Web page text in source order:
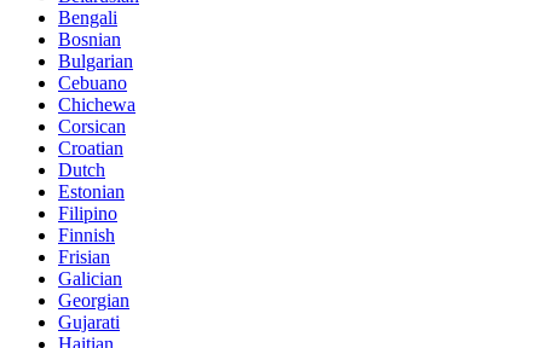
Bengali
Bosnian
Bulgarian
Cebuano
Chichewa
Corsican
Croatian
Dutch
Estonian
Filipino
Finnish
Frisian
Galician
Georgian
Gujarati
Haitian